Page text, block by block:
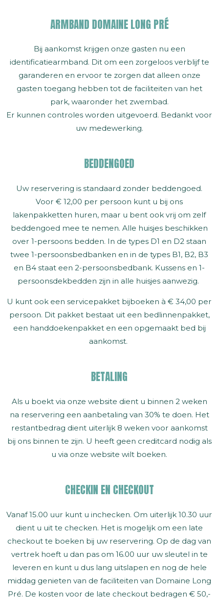
ARMBAND DOMAINE LONG PRÉ
Bij aankomst krijgen onze gasten nu een
identificatiearmband. Dit om een zorgeloos verblijf te
garanderen en ervoor te zorgen dat alleen onze
gasten toegang hebben tot de faciliteiten van het
park, waaronder het zwembad.
Er kunnen controles worden uitgevoerd. Bedankt voor
uw medewerking.
BEDDENGOED
Uw reservering is standaard zonder beddengoed.
Voor € 12,00 per persoon kunt u bij ons
lakenpakketten huren, maar u bent ook vrij om zelf
beddengoed mee te nemen. Alle huisjes beschikken
over 1-persoons bedden. In de types D1 en D2 staan
twee 1-persoonsbedbanken en in de types B1, B2, B3
en B4 staat een 2-persoonsbedbank. Kussens en 1-
persoonsdekbedden zijn in alle huisjes aanwezig.
U kunt ook een servicepakket bijboeken à € 34,00 per
persoon. Dit pakket bestaat uit een bedlinnenpakket,
een handdoekenpakket en een opgemaakt bed bij
aankomst.
BETALING
Als u boekt via onze website dient u binnen 2 weken
na reservering een aanbetaling van 30% te doen. Het
restantbedrag dient uiterlijk 8 weken voor aankomst
bij ons binnen te zijn. U heeft geen creditcard nodig als
u via onze website wilt boeken.
CHECKIN EN CHECKOUT
Vanaf 15.00 uur kunt u inchecken. Om uiterlijk 10.30 uur
dient u uit te checken. Het is mogelijk om een late
checkout te boeken bij uw reservering. Op de dag van
vertrek hoeft u dan pas om 16.00 uur uw sleutel in te
leveren en kunt u dus lang uitslapen en nog de hele
middag genieten van de faciliteiten van Domaine Long
Pré. De kosten voor de late checkout bedragen € 50,-